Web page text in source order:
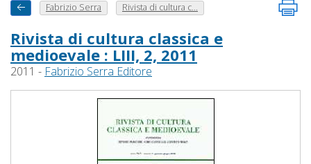
Fabrizio Serra Rivista di cultura c...
Rivista di cultura classica e
medioevale : LIII, 2, 2011
2011 - Fabrizio Serra Editore